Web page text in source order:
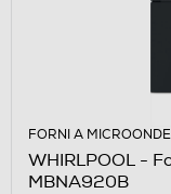
FORNI A MICROONDE
WHIRLPOOL -
MBNA920B